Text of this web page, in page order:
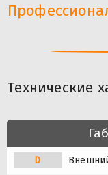
Технические
D